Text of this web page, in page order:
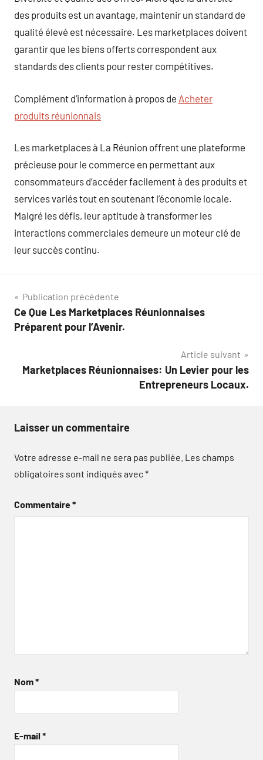
des produits est un avantage, maintenir un standard de
qualité élevé est nécessaire. Les marketplaces doivent
garantir que les biens offerts correspondent aux
standards des clients pour rester compétitives.
Complément d’information à propos de Acheter
produits réunionnais
Les marketplaces à La Réunion offrent une plateforme
précieuse pour le commerce en permettant aux
consommateurs d’accéder facilement à des produits et
services variés tout en soutenant l’économie locale.
Malgré les défis, leur aptitude à transformer les
interactions commerciales demeure un moteur clé de
leur succès continu.
Navigation
de
Publication précédente
Ce Que Les Marketplaces Réunionnaises
Préparent pour l’Avenir.
Article suivant
Marketplaces Réunionnaises: Un Levier pour les
Entrepreneurs Locaux.
Laisser un commentaire
Votre adresse e-mail ne sera pas publiée. Les champs
obligatoires sont indiqués avec*
Commentaire*
Nom*
E-mail *